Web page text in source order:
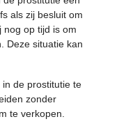
als zij besluit om
nog op tijd is om
Deze situatie kan
de prostitutie te
zonder
te verkopen.